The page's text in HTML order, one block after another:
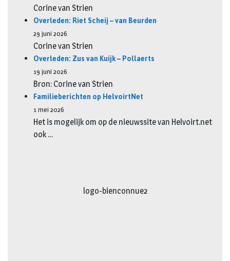
Corine van Strien
Overleden: Riet Scheij – van Beurden
29 juni 2026
Corine van Strien
Overleden: Zus van Kuijk – Pollaerts
19 juni 2026
Bron: Corine van Strien
Familieberichten op HelvoirtNet
1 mei 2026
Het is mogelijk om op de nieuwssite van Helvoirt.net
ook …
logo-bienconnue2